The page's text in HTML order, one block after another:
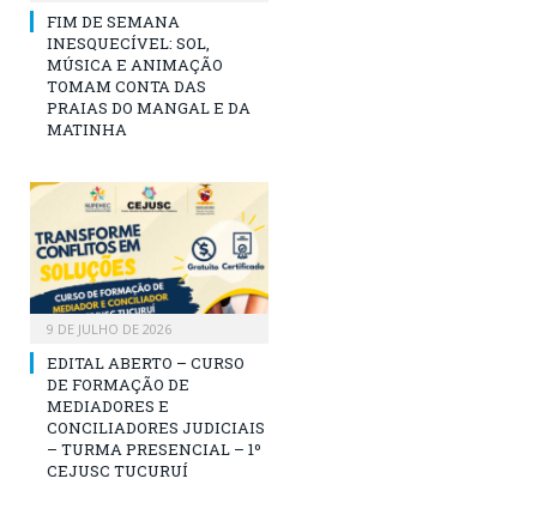
FIM DE SEMANA
INESQUECÍVEL: SOL,
MÚSICA E ANIMAÇÃO
TOMAM CONTA DAS
PRAIAS DO MANGAL E DA
MATINHA
9 DE JULHO DE 2026
EDITAL ABERTO – CURSO
DE FORMAÇÃO DE
MEDIADORES E
CONCILIADORES JUDICIAIS
– TURMA PRESENCIAL – 1º
CEJUSC TUCURUÍ